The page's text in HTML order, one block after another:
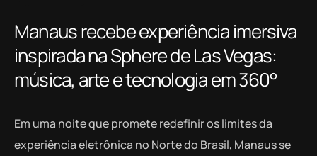
Manaus recebe experiência imersiva
inspirada na Sphere de Las Vegas:
música, arte e tecnologia em 360°
Em uma noite que promete redefinir os limites da
experiência eletrônica no Norte do Brasil, Manaus se